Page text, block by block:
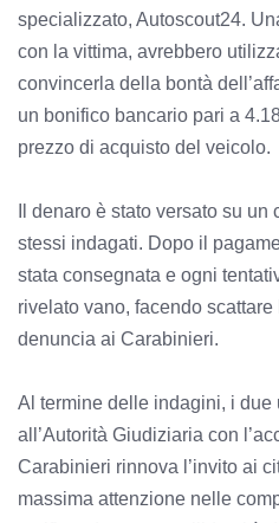
specializzato, Autoscout24.
con la vittima, avrebbero
convincerla della bontà
un bonifico bancario pari a
prezzo di acquisto del veicolo.
Il denaro è stato versato su
stessi indagati. Dopo il
stata consegnata e ogni
rivelato vano, facendo
denuncia ai Carabinieri.
Al termine delle indagini, i due
all’Autorità Giudiziaria con
Carabinieri rinnova l’invito ai
massima attenzione nelle